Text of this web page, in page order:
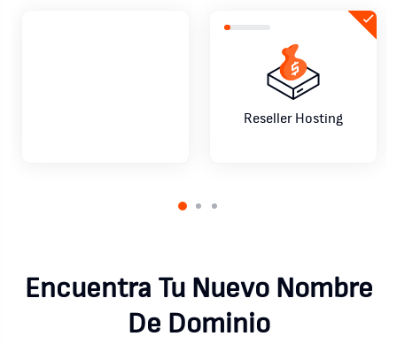
Reseller Hosting
Encuentra Tu Nuevo Nombre
De Dominio